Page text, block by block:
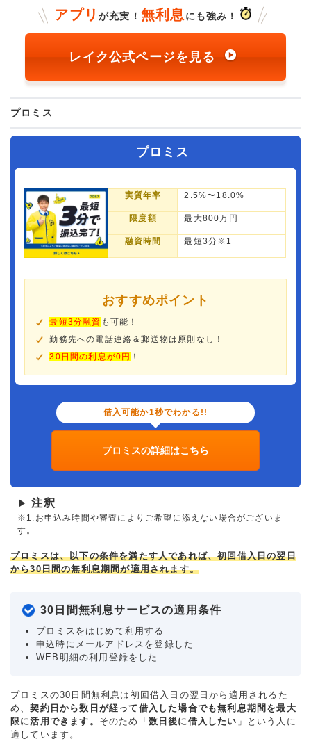
アプリが充実！ 無利息 にも強み！
レイク公式ページを見る
プロミス
プロミス
実質年率 2.5%〜18.0%
限度額 最大800万円
融資時間 最短3分※1
おすすめポイント
最短3分融資 も可能！
勤務先への電話連絡＆郵送物は原則なし！
30日間の利息が0円 ！
借入可能か1秒でわかる!!
プロミスの詳細はこちら
▶ 注釈
※1.お申込み時間や審査によりご希望に添えない場合がございま
す。
プロミスは、以下の条件を満たす人であれば、初回借入日の翌日
から30日間の無利息期間が適用されます。
30日間無利息サービスの適用条件
プロミスをはじめて利用する
申込時にメールアドレスを登録した
WEB明細の利用登録をした
プロミスの30日間無利息は初回借入日の翌日から適用されるた
め、契約日から数日が経って借入した場合でも無利息期間を最大
限に活用できます。 そのため「 数日後に借入したい 」という人に
適しています。